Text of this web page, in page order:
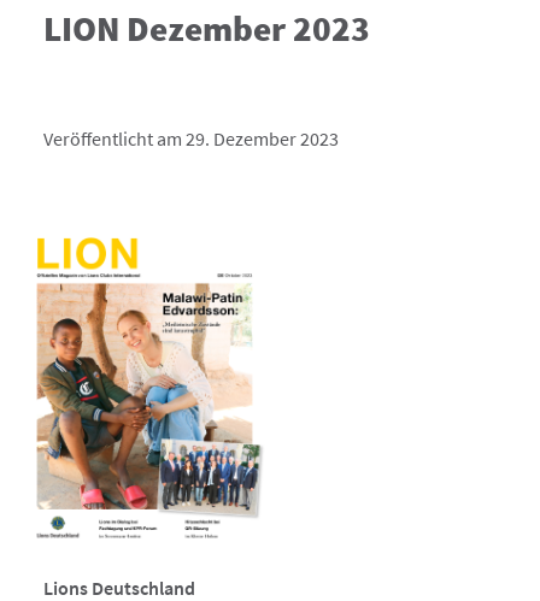
LION Dezember 2023
Veröffentlicht am 29. Dezember 2023
Lions Deutschland